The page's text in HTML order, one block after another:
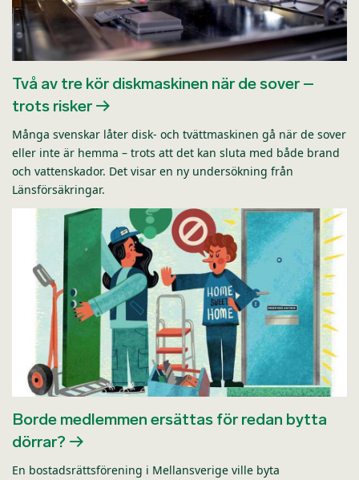
Två av tre kör diskmaskinen när de sover –
trots risker
Många svenskar låter disk- och tvättmaskinen gå när de sover
eller inte är hemma – trots att det kan sluta med både brand
och vattenskador. Det visar en ny undersökning från
Länsförsäkringar.
Borde medlemmen ersättas för redan bytta
dörrar?
En bostadsrättsförening i Mellansverige ville byta